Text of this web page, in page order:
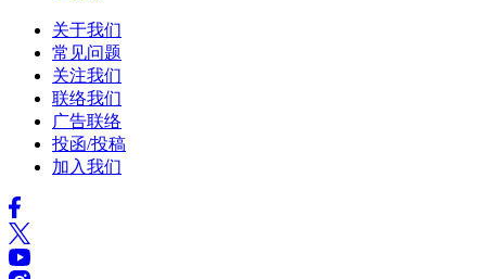
关于我们
常见问题
关注我们
联络我们
广告联络
投函/投稿
加入我们